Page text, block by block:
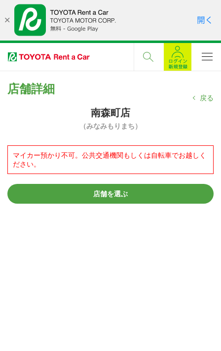
店舗詳細
戻る
南森町店
（みなみもりまち）
マイカー預かり不可。公共交通機関もしくは自転車でお越しく
ださい。
店舗を選ぶ